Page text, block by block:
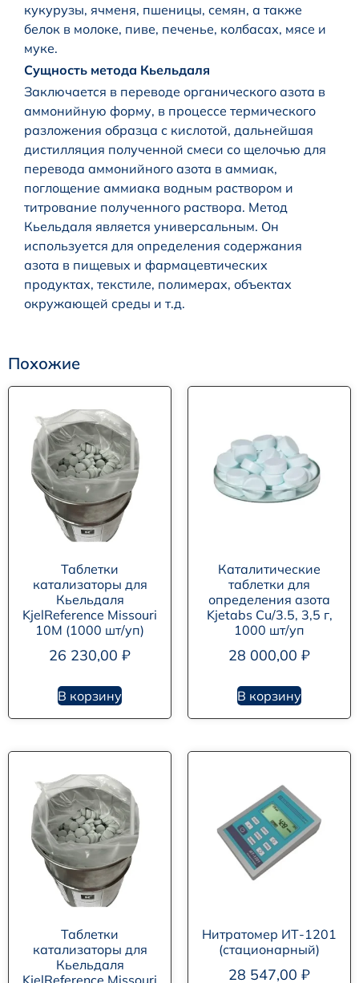
кукурузы, ячменя, пшеницы, семян, а также
белок в молоке, пиве, печенье, колбасах, мясе и
муке.
Сущность метода Кьельдаля
Заключается в переводе органического азота в
аммонийную форму, в процессе термического
разложения образца с кислотой, дальнейшая
дистилляция полученной смеси со щелочью для
перевода аммонийного азота в аммиак,
поглощение аммиака водным раствором и
титрование полученного раствора. Метод
Кьельдаля является универсальным. Он
используется для определения содержания
азота в пищевых и фармацевтических
продуктах, текстиле, полимерах, объектах
окружающей среды и т.д.
Похожие
Таблетки
катализаторы для
Кьельдаля
KjelReference Missouri
10M (1000 шт/уп)
26 230,00 ₽
В корзину
Каталитические
таблетки для
определения азота
Kjetabs Cu/3.5, 3,5 г,
1000 шт/уп
28 000,00 ₽
В корзину
Таблетки
катализаторы для
Кьельдаля
Нитратомер ИТ-1201
(стационарный)
28 547,00 ₽